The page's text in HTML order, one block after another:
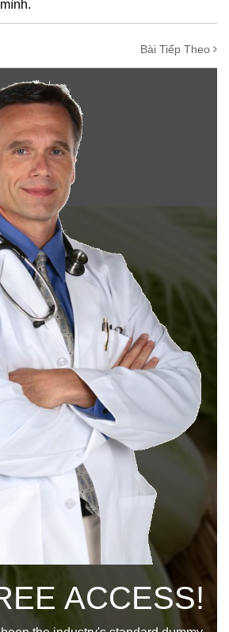
Bài Tiếp Theo
ACCESS!